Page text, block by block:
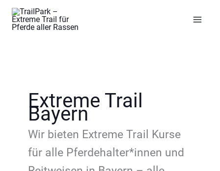
Zum
Inhalt
springen
Extreme Trail
Bayern
Wir bieten Extreme Trail Kurse
für alle Pferdehalter*innen und